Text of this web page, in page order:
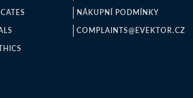
NÁKUPNÍ PODMÍNKY
COMPLAINTS@EVEKTOR.CZ